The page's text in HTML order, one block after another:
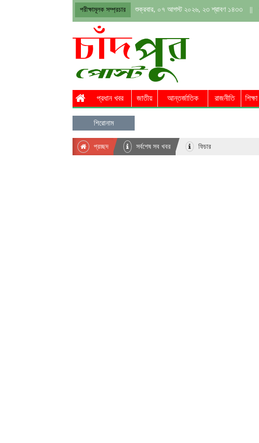
পরীক্ষামূলক সম্প্রচার শুক্রবার, ০৭ আগস্ট ২০২৬, ২৩ শ্রাবণ ১৪৩৩ ||
প্রধান খবর জাতীয় আন্তর্জাতিক রাজনীতি শিক্ষা
শিরোনাম
প্রচ্ছদ সর্বশেষ সব খবর ফিচার